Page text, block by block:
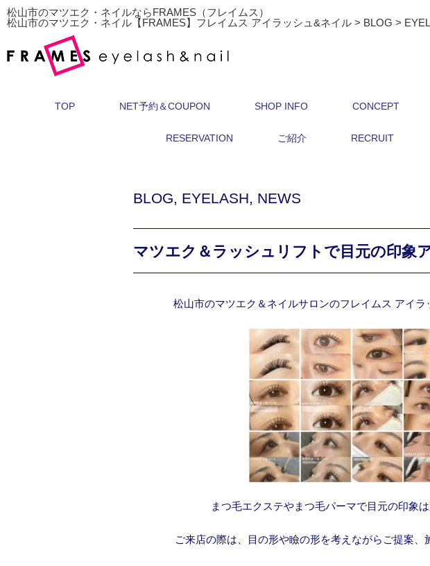
松山市のマツエク・ネイルならFRAMES（フレイムス）
松山市のマツエク・ネイル【FRAMES】フレイムス アイラッシュ&ネイル > BLOG >
TOP NET予約＆COUPON SHOP INFO CONCEPT
RESERVATION ご紹介 RECRUIT
BLOG, EYELASH, NEWS
マツエク＆ラッシュリフトで目元の印象
松山市のマツエク＆ネイルサロンのフレイムス アイラ
まつ毛エクステやまつ毛パーマで目元の印象は
ご来店の際は、目の形や瞼の形を考えながらご提案、